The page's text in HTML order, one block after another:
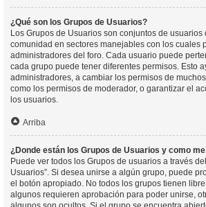
¿Qué son los Grupos de Usuarios?
Los Grupos de Usuarios son conjuntos de
comunidad en sectores manejables con los cuales
administradores del foro. Cada usuario puede
cada grupo puede tener diferentes permisos. Esto
administradores, a cambiar los permisos de
como los permisos de moderador, o garantizar el
los usuarios.
Arriba
¿Donde están los Grupos de Usuarios y como
Puede ver todos los Grupos de usuarios a través
Usuarios”. Si desea unirse a algún grupo, puede
el botón apropiado. No todos los grupos tienen
algunos requieren aprobación para poder unirse,